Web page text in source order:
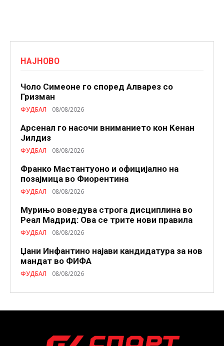
НАЈНОВО
Чоло Симеоне го според Алварез со
Гризман
ФУДБАЛ 08/08/2026
Арсенал го насочи вниманието кон Кенан
Јилдиз
ФУДБАЛ 08/08/2026
Франко Мастантуоно и официјално на
позајмица во Фиорентина
ФУДБАЛ 08/08/2026
Мурињо воведува строга дисциплина во
Реал Мадрид: Ова се трите нови правила
ФУДБАЛ 08/08/2026
Џани Инфантино најави кандидатура за нов
мандат во ФИФА
ФУДБАЛ 08/08/2026